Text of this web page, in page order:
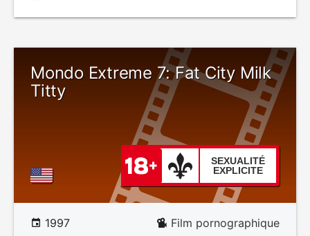
Mondo Extreme 7: Fat City Milk
Titty
SEXUALITÉ
EXPLICITE
1997 Film pornographique